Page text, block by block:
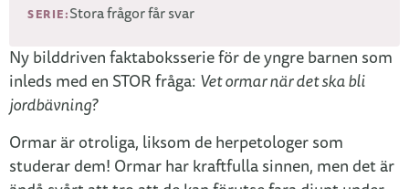
SERIE:Stora frågor får svar
Ny bilddriven faktaboksserie för de yngre barnen som
inleds med en STOR fråga: Vet ormar när det ska bli
jordbävning?
Ormar är otroliga, liksom de herpetologer som
studerar dem! Ormar har kraftfulla sinnen, men det är